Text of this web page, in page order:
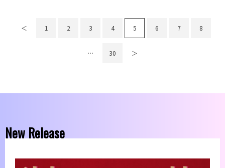
＜ 1 2 3 4 5 6 7 8
… 30 ＞
New Release